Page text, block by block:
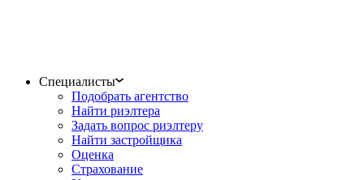
Специалисты
Подобрать агентство
Найти риэлтера
Задать вопрос риэлтеру
Найти застройщика
Оценка
Страхование